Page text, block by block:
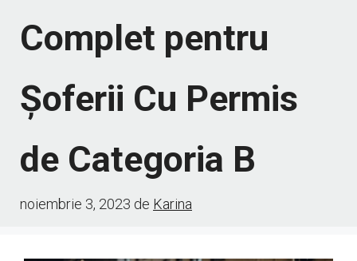
Complet pentru
Șoferii Cu Permis
de Categoria B
noiembrie 3, 2023 de Karina